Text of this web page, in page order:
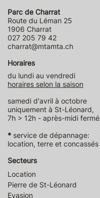
Parc de Charrat
Route du Léman 25
1906 Charrat
027 205 79 42
charrat@mtamta.ch
Horaires
du lundi au vendredi
horaires selon la saison
samedi d'avril à octobre
uniquement à St-Léonard,
7h > 12h - après-midi fermé
* service de dépannage:
location, terre et concassés
Secteurs
Location
Pierre de St-Léonard
Evasion